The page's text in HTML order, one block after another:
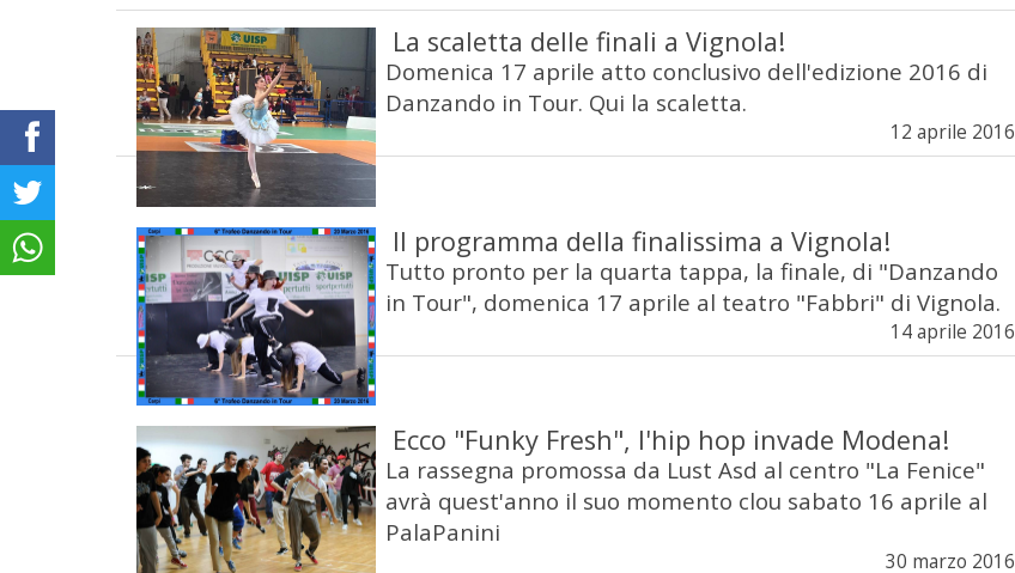
La scaletta delle finali a Vignola!
Domenica 17 aprile atto conclusivo dell'edizione 2016 di
Danzando in Tour. Qui la scaletta.
12 aprile 2016
Il programma della finalissima a Vignola!
Tutto pronto per la quarta tappa, la finale, di "Danzando
in Tour", domenica 17 aprile al teatro "Fabbri" di Vignola.
14 aprile 2016
Ecco "Funky Fresh", l'hip hop invade Modena!
La rassegna promossa da Lust Asd al centro "La Fenice"
avrà quest'anno il suo momento clou sabato 16 aprile al
PalaPanini
30 marzo 2016